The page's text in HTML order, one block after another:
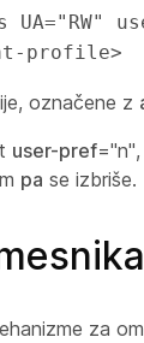
profile>
označene z
user-pref
pa se izbriše.
za